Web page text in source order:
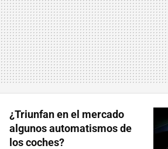
¿Triunfan en el mercado
algunos automatismos de
los coches?